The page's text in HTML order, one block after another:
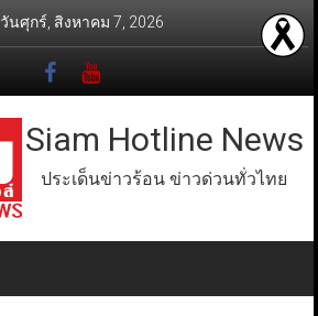
วันศุกร์, สิงหาคม 7, 2026
Siam Hotline News
ประเด็นข่าวร้อน ข่าวด่วนทั่วไทย